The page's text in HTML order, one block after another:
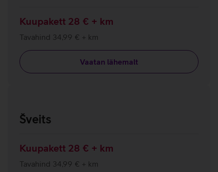
Kuupakett 28 € + km
Tavahind 34,99 € + km
Vaatan lähemalt
Šveits
Kuupakett 28 € + km
Tavahind 34,99 € + km